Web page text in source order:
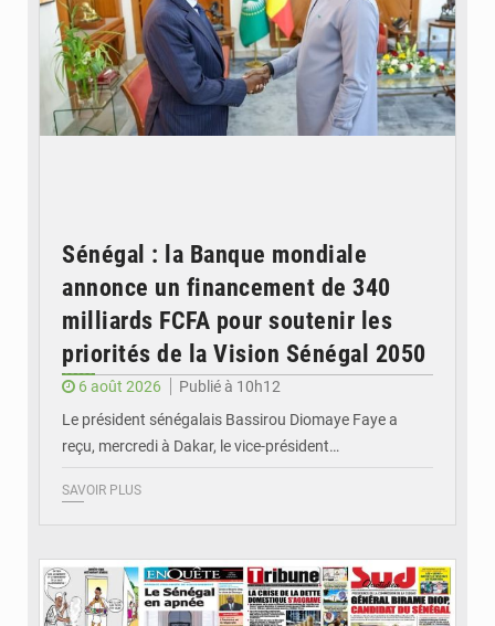
Sénégal : la Banque mondiale
annonce un financement de 340
milliards FCFA pour soutenir les
priorités de la Vision Sénégal 2050
6 août 2026
Publié à 10h12
Le président sénégalais Bassirou Diomaye Faye a
reçu, mercredi à Dakar, le vice-président…
SAVOIR PLUS